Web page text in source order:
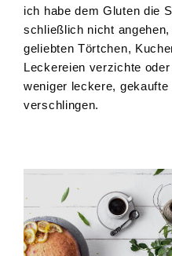
ich habe dem Gluten die
schließlich nicht
geliebten Törtchen,
Leckereien verzichte
weniger leckere,
verschlingen.